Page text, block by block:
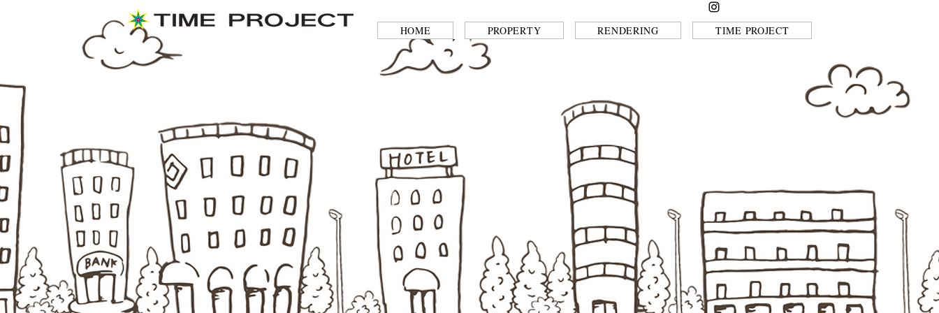
HOME PROPERTY RENDERING TIME PROJECT